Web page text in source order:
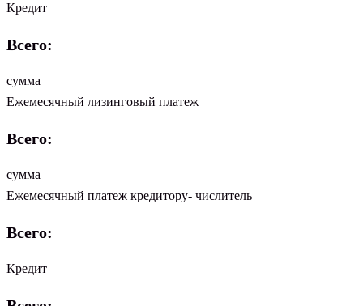
Кредит
Всего:
сумма
Ежемесячный лизинговый платеж
Всего:
сумма
Ежемесячный платеж кредитору- числитель
Всего:
Кредит